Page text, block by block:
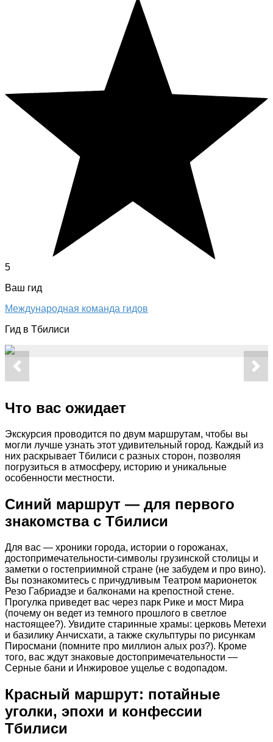
5
Ваш гид
Международная команда гидов
Гид в Тбилиси
Что вас ожидает
Экскурсия проводится по двум маршрутам, чтобы вы
могли лучше узнать этот удивительный город. Каждый из
них раскрывает Тбилиси с разных сторон, позволяя
погрузиться в атмосферу, историю и уникальные
особенности местности.
Синий маршрут — для первого
знакомства с Тбилиси
Для вас — хроники города, истории о горожанах,
достопримечательности-символы грузинской столицы и
заметки о гостеприимной стране (не забудем и про вино).
Вы познакомитесь с причудливым Театром марионеток
Резо Габриадзе и балконами на крепостной стене.
Прогулка приведет вас через парк Рике и мост Мира
(почему он ведет из темного прошлого в светлое
настоящее?). Увидите старинные храмы: церковь Метехи
и базилику Анчисхати, а также скульптуры по рисункам
Пиросмани (помните про миллион алых роз?). Кроме
того, вас ждут знаковые достопримечательности —
Серные бани и Инжировое ущелье с водопадом.
Красный маршрут: потайные
уголки, эпохи и конфессии
Тбилиси